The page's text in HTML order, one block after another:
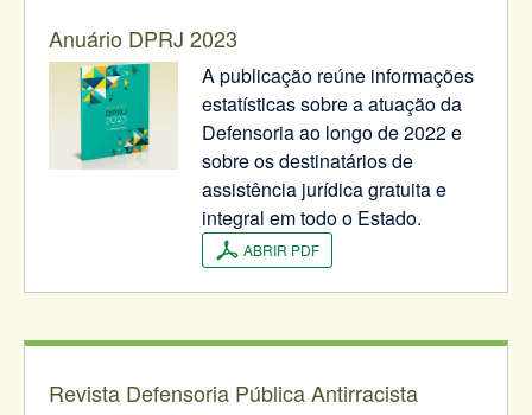
Anuário DPRJ 2023
A publicação reúne informações
estatísticas sobre a atuação da
Defensoria ao longo de 2022 e
sobre os destinatários de
assistência jurídica gratuita e
integral em todo o Estado.
ABRIR PDF
Revista Defensoria Pública Antirracista